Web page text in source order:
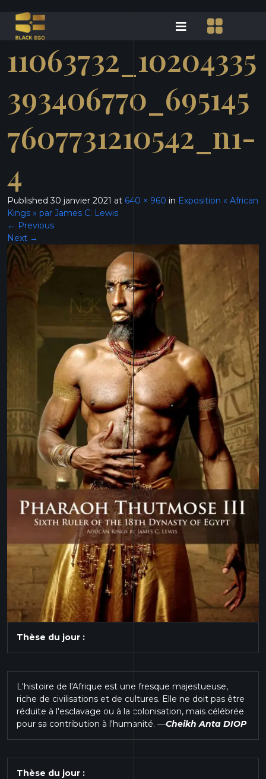
11063732_10204335
393406770_695145
7607731210542_n1-
4
Published30 janvier 2021 at 640 × 960 in Exposition « African
Kings » par James C. Lewis
← Previous
Next →
Thèse du jour :
L'histoire de l'Afrique est une fresque majestueuse,
riche de civilisations et de cultures. Elle ne doit pas être
réduite à l'esclavage ou à la colonisation, mais célébrée
pour sa contribution à l'humanité. —Cheikh Anta DIOP
Thèse du jour :